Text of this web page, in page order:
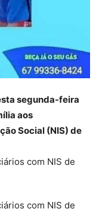
segunda-feira
aos
Social (NIS) de